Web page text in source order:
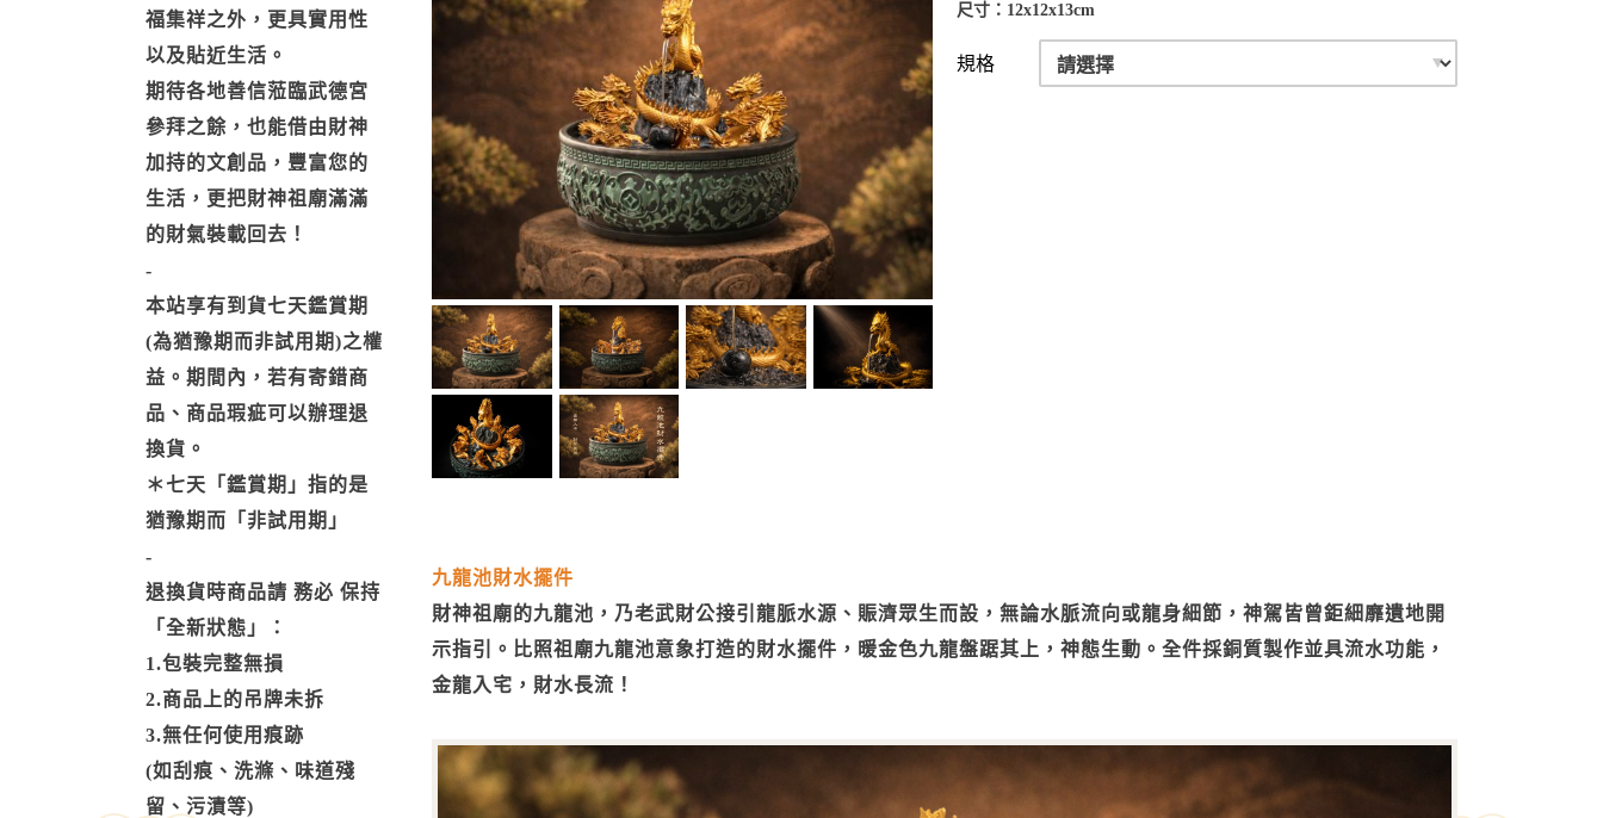
福集祥之外，更具實用性
以及貼近生活。
期待各地善信蒞臨武德宮
參拜之餘，也能借由財神
加持的文創品，豐富您的
生活，更把財神祖廟滿滿
的財氣裝載回去！
-
本站享有到貨七天鑑賞期
(為猶豫期而非試用期)之權
益。期間內，若有寄錯商
品、商品瑕疵可以辦理退
換貨。
＊七天「鑑賞期」指的是
猶豫期而「非試用期」
-
退換貨時商品請 務必 保持
「全新狀態」：
1.包裝完整無損
2.商品上的吊牌未拆
3.無任何使用痕跡
(如刮痕、洗滌、味道殘
留、污漬等)
尺寸：12x12x13cm
規格
九龍池財水擺件
財神祖廟的九龍池，乃老武財公接引龍脈水源、賑濟眾生而設，無論水脈流向或龍身細節，神駕皆曾鉅細靡遺地開
示指引。比照祖廟九龍池意象打造的財水擺件，暖金色九龍盤踞其上，神態生動。全件採銅質製作並具流水功能，
金龍入宅，財水長流！